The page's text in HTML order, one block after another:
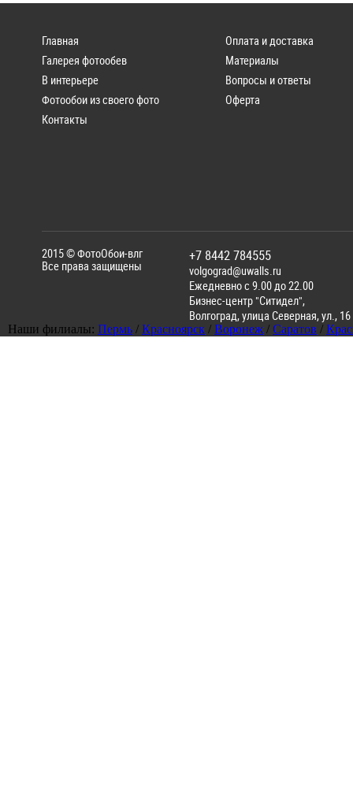
Главная
Галерея фотообев
В интерьере
Фотообои из своего фото
Контакты
Оплата и доставка
Материалы
Вопросы и ответы
Оферта
2015 ©ФотоОбои-влг
Все права защищены
+7 8442 784555
volgograd@uwalls.ru
Ежедневно с 9.00 до 22.00
Бизнес-центр "Ситидел",
Волгоград,улица Северная, ул., 16
Наши филиалы: Пермь / Красноярск / Воронеж / Саратов /